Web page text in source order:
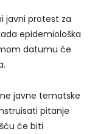
javni protest za
epidemiološka
datumu će
javne tematske
pitanje
će biti